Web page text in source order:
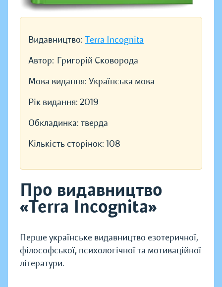
Видавництво: Terra Incognita
Автор: Григорій Сковорода
Мова видання: Українська мова
Рік видання: 2019
Обкладинка: тверда
Кількість сторінок: 108
Про видавництво
«Terra Incognita»
Перше українське видавництво езотеричної,
філософської, психологічної та мотиваційної
літератури.